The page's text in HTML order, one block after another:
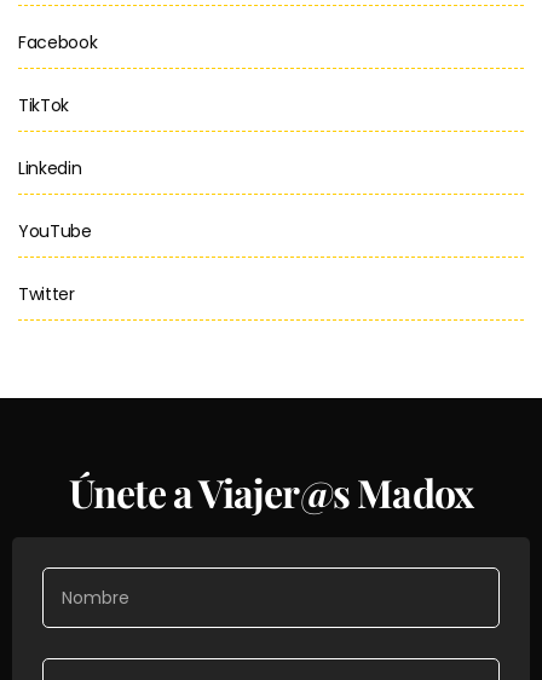
Facebook
TikTok
Linkedin
YouTube
Twitter
Únete a Viajer@s Madox